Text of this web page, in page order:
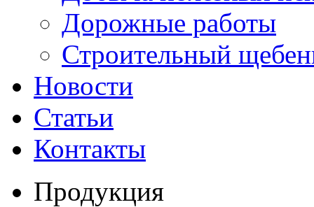
Дорожные работы
Строительный
Новости
Статьи
Контакты
Продукция